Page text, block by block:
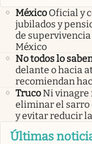
México Oficial y
jubilados y
de
México
No todos lo
delante o hacia
recomiendan
TrucoNi vinagre
eliminar el sarro
y evitar reducir
Últimas